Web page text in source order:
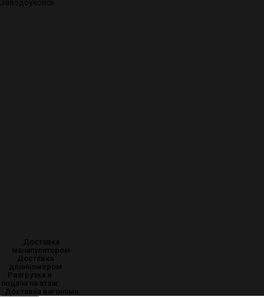
Заводоуковск
Доставка
манипулятором
Доставка
длинномером
Разгрузка и
подача на этаж
Доставка вагонами